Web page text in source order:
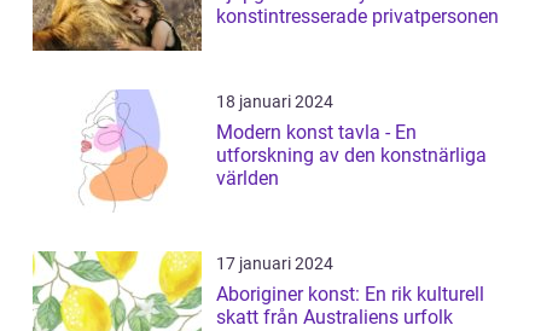
konstintresserade privatpersonen
18 januari 2024
Modern konst tavla - En
utforskning av den konstnärliga
världen
17 januari 2024
Aboriginer konst: En rik kulturell
skatt från Australiens urfolk